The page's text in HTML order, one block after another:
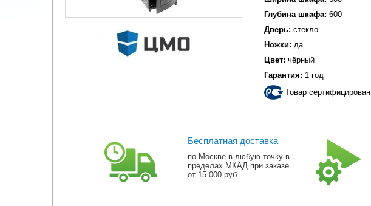
Глубина шкафа: 600
Дверь: стекло
Ножки: да
Цвет: чёрный
Гарантия: 1 год
Товар сертифицирован
Бесплатная доставка
по Москве в любую точку в
пределах МКАД при заказе
от 15 000 руб.